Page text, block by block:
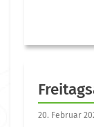
20. Februar